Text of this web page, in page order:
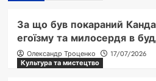
За що був покараний
егоїзму та милосердя в
Олександр Троценко
17/07/2026
Культура та мистецтво